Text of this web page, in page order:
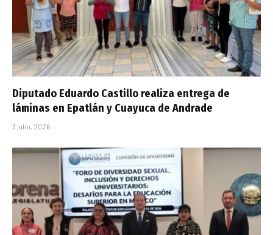
Diputado Eduardo Castillo realiza entrega de
láminas en Epatlán y Cuayuca de Andrade
3 julio, 2026